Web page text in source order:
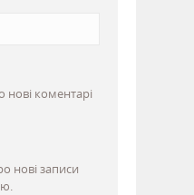
коментарі
нові записи